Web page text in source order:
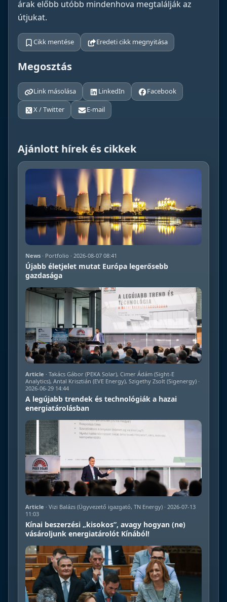
árak előbb utóbb mindenhova megtalálják az
útjukat.
Cikk mentése Eredeti cikk megnyitása
Megosztás
Link másolása LinkedIn
Facebook
X / Twitter
E-mail
Ajánlott hírek és cikkek
News · Portfolio · 2026-08-07 08:41
Újabb életjelet mutat Európa legerősebb
gazdasága
Article · Takács Gábor (PEKA Solar), Cimer Ádám (Sight-E
Analytics), Antal Krisztián (EVE Energy), Szigethy Zsolt (Sigenergy) ·
2026-06-29 14:44
A legújabb trendek és technológiák a hazai
energiatárolásban
Article · Vizi Balázs (Ügyvezető igazgató, TN Energy) · 2026-07-13
11:03
Kínai beszerzési „kisokos”, avagy hogyan (ne)
vásároljunk energiatárolót Kínából!